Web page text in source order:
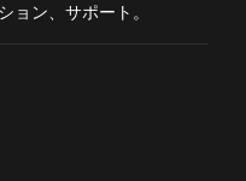
ョン、サポート。